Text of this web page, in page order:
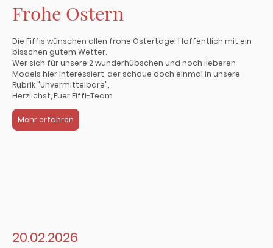
Frohe Ostern
Die Fiffis wünschen allen frohe Ostertage! Hoffentlich mit ein
bisschen gutem Wetter.
Wer sich für unsere 2 wunderhübschen und noch lieberen
Models hier interessiert, der schaue doch einmal in unsere
Rubrik "Unvermittelbare".
Herzlichst, Euer Fiffi-Team
Mehr erfahren
20.02.2026